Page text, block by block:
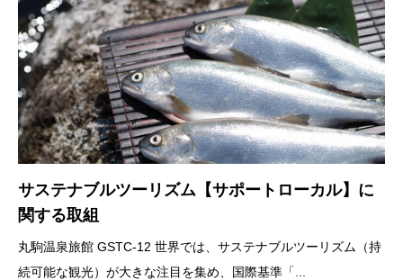
サステナブルツーリズム【サポートローカル】に
関する取組
丸駒温泉旅館 GSTC-12 世界では、サステナブルツーリズム（持
続可能な観光）が大きな注目を集め、国際基準「...